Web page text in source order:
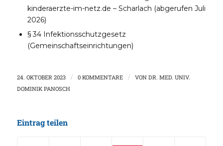
kinderaerzte-im-netz.de – Scharlach (abgerufen Juli
2026)
§ 34 Infektionsschutzgesetz
(Gemeinschaftseinrichtungen)
24. OKTOBER 2023 / 0 KOMMENTARE / VON DR. MED. UNIV.
DOMINIK PANOSCH
Eintrag teilen